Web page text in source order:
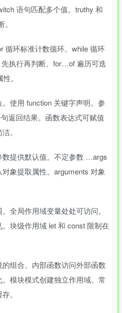
语句匹配多个值。truthy 和
循环标准计数循环。while 循环
执行再判断。for…of 遍历可迭
。
使用 function 关键字声明。参
返回结果。函数表达式可赋值
。
数提供默认值。不定参数 …args
象提取属性。arguments 对象
全局作用域变量处处可访问。
块级作用域 let 和 const 限制在
组合。内部函数访问外部函数
模块模式创建独立作用域。常
。